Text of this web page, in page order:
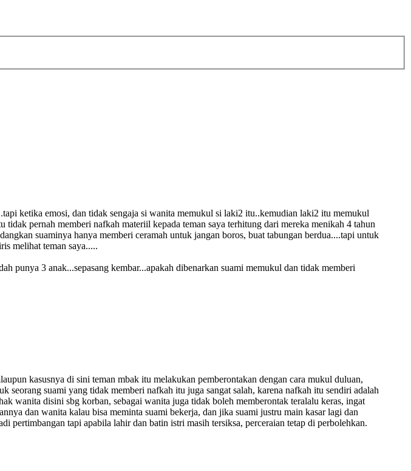
ketika emosi, dan tidak sengaja si wanita memukul si laki2 itu..kemudian laki2 itu memukul
pernah memberi nafkah materiil kepada teman saya terhitung dari mereka menikah 4 tahun
suaminya hanya memberi ceramah untuk jangan boros, buat tabungan berdua....tapi untuk
melihat teman saya.....
punya 3 anak...sepasang kembar...apakah dibenarkan suami memukul dan tidak memberi
kasusnya di sini teman mbak itu melakukan pemberontakan dengan cara mukul duluan,
suami yang tidak memberi nafkah itu juga sangat salah, karena nafkah itu sendiri adalah
wanita disini sbg korban, sebagai wanita juga tidak boleh memberontak teralalu keras, ingat
dan wanita kalau bisa meminta suami bekerja, dan jika suami justru main kasar lagi dan
pertimbangan tapi apabila lahir dan batin istri masih tersiksa, perceraian tetap di perbolehkan.